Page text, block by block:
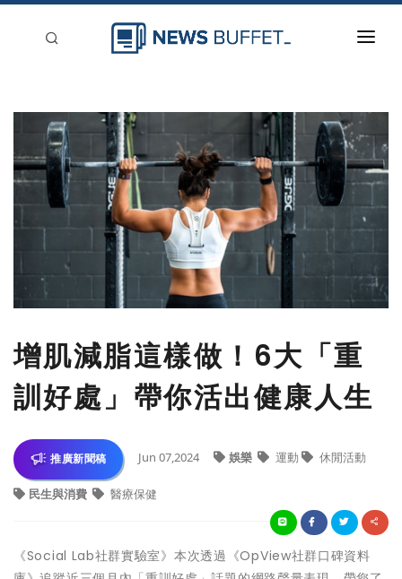
新聞稿分類
登入
刊登
增肌減脂這樣做！6大「重
訓好處」帶你活出健康人生
推廣新聞稿 Jun 07,2024 娛樂 運動 休閒活動
民生與消費 醫療保健
《Social Lab社群實驗室》本次透過《OpView社群口碑資料